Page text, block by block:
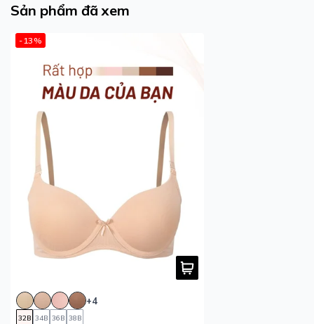
Sản phẩm đã xem
-13%
+4
32B 34B 36B 38B